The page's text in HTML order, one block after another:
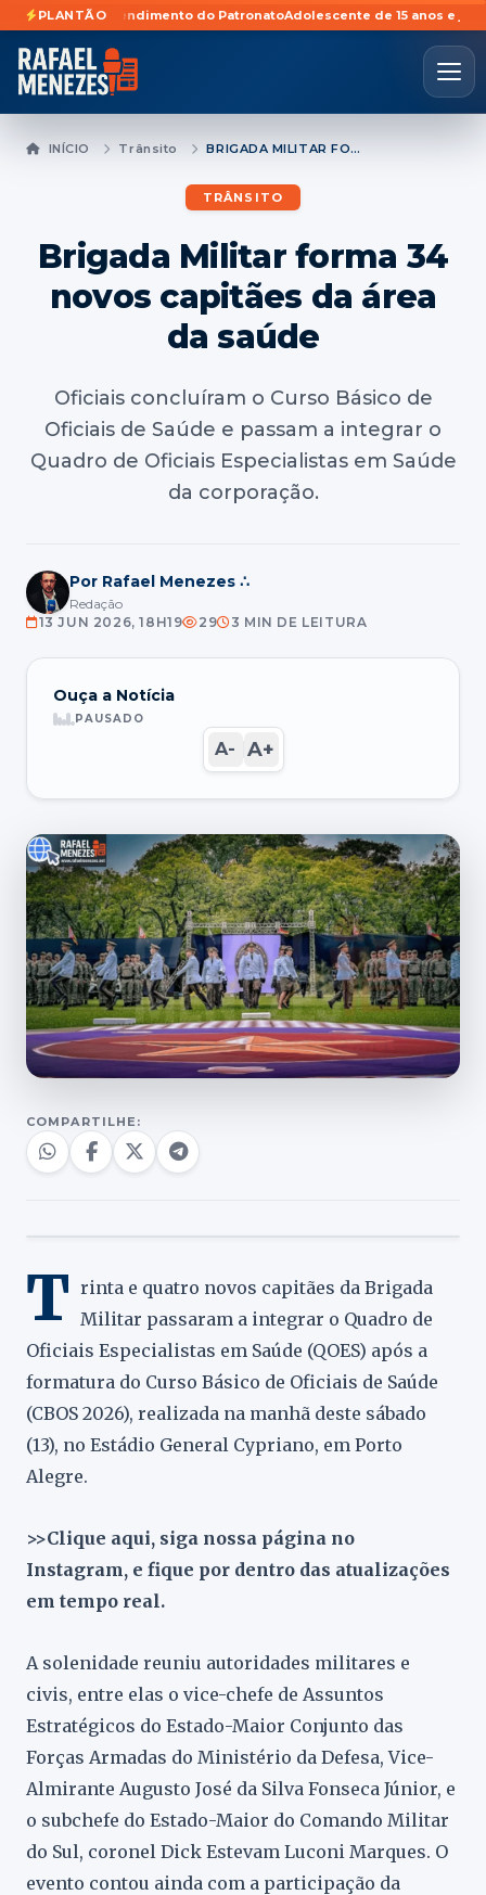
PLANTÃO
Atendimento do PatronatoAdolescente de 15 anos e jovem de 18
INÍCIO Trânsito BRIGADA MILITAR FORMA 34 NOVOS CAPITÃES DA ÁREA DA SAÚDE
TRÂNSITO
Brigada Militar forma 34
novos capitães da área
da saúde
Oficiais concluíram o Curso Básico de
Oficiais de Saúde e passam a integrar o
Quadro de Oficiais Especialistas em Saúde
da corporação.
Por Rafael Menezes ∴
Redação
13 JUN 2026, 18H19
29 3 MIN DE LEITURA
Ouça a Notícia
PAUSADO
A- A+
COMPARTILHE:
T rinta e quatro novos capitães da Brigada
Militar passaram a integrar o Quadro de
Oficiais Especialistas em Saúde (QOES) após a
formatura do Curso Básico de Oficiais de Saúde
(CBOS 2026), realizada na manhã deste sábado
(13), no Estádio General Cypriano, em Porto
Alegre.
>>Clique aqui, siga nossa página no
Instagram, e fique por dentro das atualizações
em tempo real.
A solenidade reuniu autoridades militares e
civis, entre elas o vice-chefe de Assuntos
Estratégicos do Estado-Maior Conjunto das
Forças Armadas do Ministério da Defesa, Vice-
Almirante Augusto José da Silva Fonseca Júnior, e
o subchefe do Estado-Maior do Comando Militar
do Sul, coronel Dick Estevam Luconi Marques. O
evento contou ainda com a participação da